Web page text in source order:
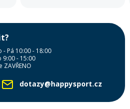
- Pá 10:00 - 18:00
9:00 - 15:00
ZAVŘENO
dotazy@happysport.cz